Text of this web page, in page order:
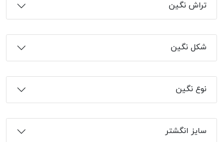
تراش نگین
شکل نگین
نوع نگین
سایز انگشتر